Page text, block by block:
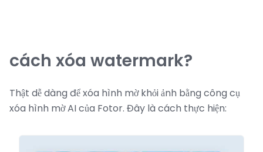
cách xóa watermark?
Thật dễ dàng để xóa hình mờ khỏi ảnh bằng công cụ
xóa hình mờ AI của Fotor. Đây là cách thực hiện: